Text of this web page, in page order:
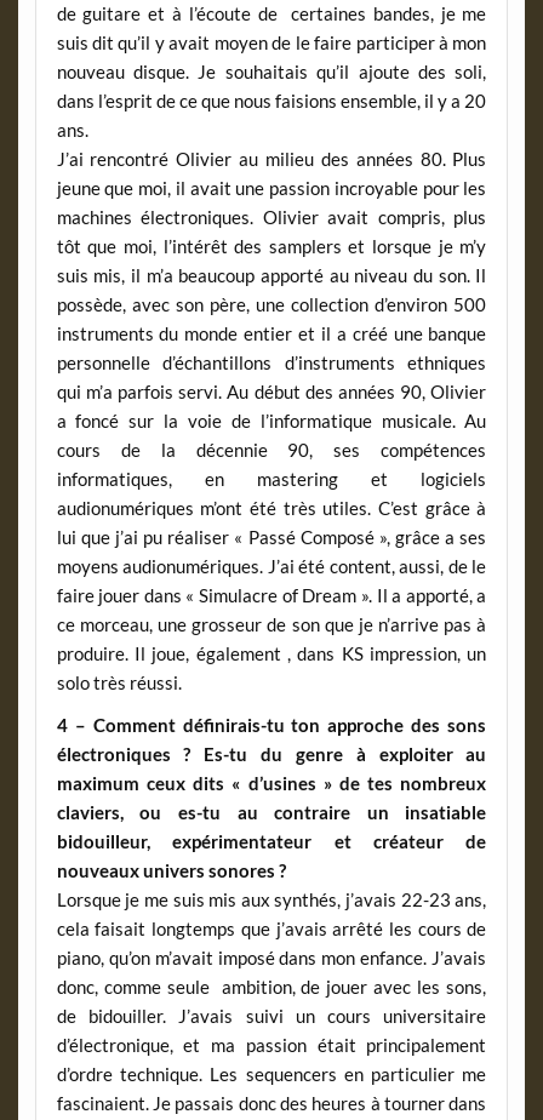
de guitare et à l’écoute de certaines bandes, je me
suis dit qu’il y avait moyen de le faire participer à mon
nouveau disque. Je souhaitais qu’il ajoute des soli,
dans l’esprit de ce que nous faisions ensemble, il y a 20
ans.
J’ai rencontré Olivier au milieu des années 80. Plus
jeune que moi, il avait une passion incroyable pour les
machines électroniques. Olivier avait compris, plus
tôt que moi, l’intérêt des samplers et lorsque je m’y
suis mis, il m’a beaucoup apporté au niveau du son. Il
possède, avec son père, une collection d’environ 500
instruments du monde entier et il a créé une banque
personnelle d’échantillons d’instruments ethniques
qui m’a parfois servi. Au début des années 90, Olivier
a foncé sur la voie de l’informatique musicale. Au
cours de la décennie 90, ses compétences
informatiques, en mastering et logiciels
audionumériques m’ont été très utiles. C’est grâce à
lui que j’ai pu réaliser « Passé Composé », grâce a ses
moyens audionumériques. J’ai été content, aussi, de le
faire jouer dans « Simulacre of Dream ». Il a apporté, a
ce morceau, une grosseur de son que je n’arrive pas à
produire. Il joue, également , dans KS impression, un
solo très réussi.
4 – Comment définirais-tu ton approche des sons
électroniques ? Es-tu du genre à exploiter au
maximum ceux dits « d’usines » de tes nombreux
claviers, ou es-tu au contraire un insatiable
bidouilleur, expérimentateur et créateur de
nouveaux univers sonores ?
Lorsque je me suis mis aux synthés, j’avais 22-23 ans,
cela faisait longtemps que j’avais arrêté les cours de
piano, qu’on m’avait imposé dans mon enfance. J’avais
donc, comme seule ambition, de jouer avec les sons,
de bidouiller. J’avais suivi un cours universitaire
d’électronique, et ma passion était principalement
d’ordre technique. Les sequencers en particulier me
fascinaient. Je passais donc des heures à tourner dans